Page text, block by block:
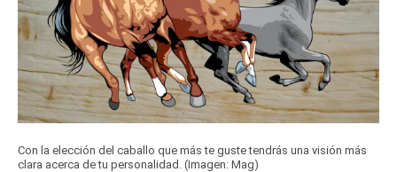
Con la elección del caballo que más te guste tendrás una visión más
clara acerca de tu personalidad. (Imagen: Mag)